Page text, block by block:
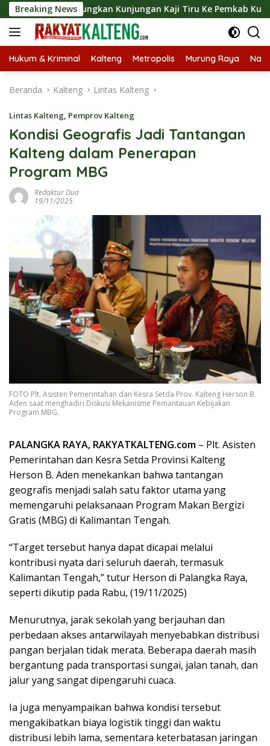
Langsung
ke
konten
Breaking NewsKunjungan Kaji Tiru Ke Pemkab Kulon Progo
Hukum & Kriminal Kalteng Metropolis Murung Raya
Beranda Kalteng Lintas Kalteng
Lintas Kalteng, Pemprov Kalteng
Kondisi Geografis Jadi Tantangan
Kalteng dalam Penerapan
Program MBG
Redaktur Dua
19/11/2025
FOTO Plt. Asisten Pemerintahan dan Kesra Setda Prov. Kalteng Herson B.
Aden saat menghadiri Diskusi Mekanisme Pemantauan Kebijakan
Program MBG.
PALANGKA RAYA, RAKYATKALTENG.com – Plt. Asisten
Pemerintahan dan Kesra Setda Provinsi Kalteng
Herson B. Aden menekankan bahwa tantangan
geografis menjadi salah satu faktor utama yang
memengaruhi pelaksanaan Program Makan Bergizi
Gratis (MBG) di Kalimantan Tengah.
“Target tersebut hanya dapat dicapai melalui
kontribusi nyata dari seluruh daerah, termasuk
Kalimantan Tengah,” tutur Herson di Palangka Raya,
seperti dikutip pada Rabu, (19/11/2025)
Menurutnya, jarak sekolah yang berjauhan dan
perbedaan akses antarwilayah menyebabkan distribusi
pangan berjalan tidak merata. Beberapa daerah masih
bergantung pada transportasi sungai, jalan tanah, dan
jalur yang sangat dipengaruhi cuaca.
Ia juga menyampaikan bahwa kondisi tersebut
mengakibatkan biaya logistik tinggi dan waktu
distribusi lebih lama, sementara keterbatasan jaringan